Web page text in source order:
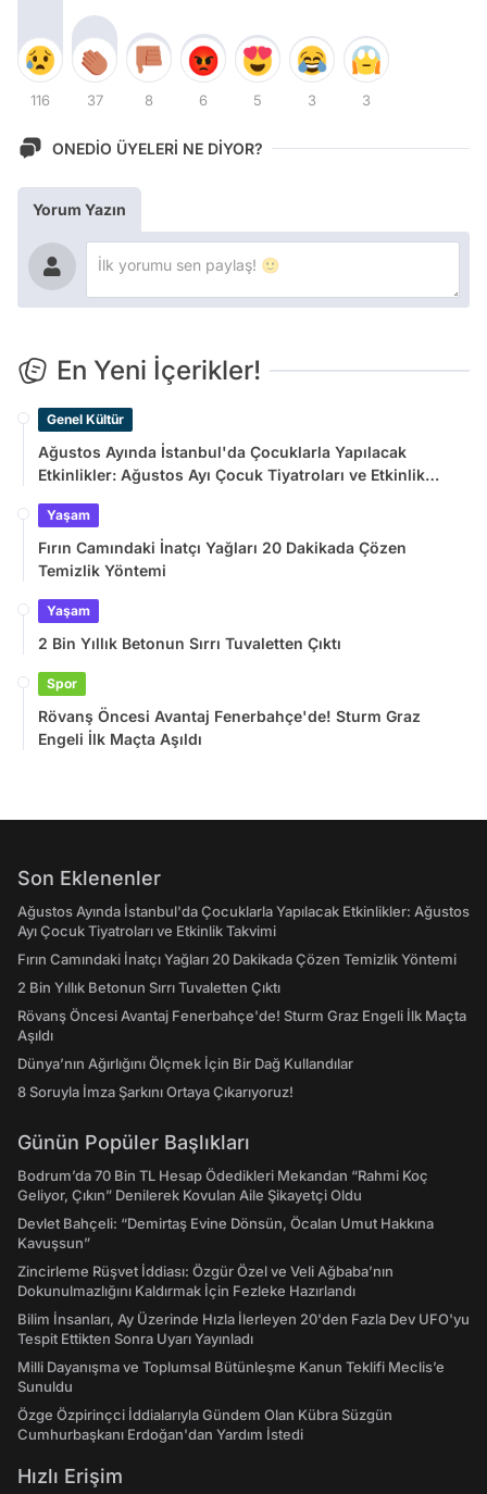
116 37 8 6 5 3 3
ONEDİO ÜYELERİ NE DİYOR?
Yorum Yazın
En Yeni İçerikler!
Genel Kültür
Ağustos Ayında İstanbul'da Çocuklarla Yapılacak
Etkinlikler: Ağustos Ayı Çocuk Tiyatroları ve Etkinlik
Yaşam
Fırın Camındaki İnatçı Yağları 20 Dakikada Çözen
Temizlik Yöntemi
Yaşam
2 Bin Yıllık Betonun Sırrı Tuvaletten Çıktı
Spor
Rövanş Öncesi Avantaj Fenerbahçe'de! Sturm Graz
Engeli İlk Maçta Aşıldı
Son Eklenenler
Ağustos Ayında İstanbul'da Çocuklarla Yapılacak Etkinlikler: Ağustos
Ayı Çocuk Tiyatroları ve Etkinlik Takvimi
Fırın Camındaki İnatçı Yağları 20 Dakikada Çözen Temizlik Yöntemi
2 Bin Yıllık Betonun Sırrı Tuvaletten Çıktı
Rövanş Öncesi Avantaj Fenerbahçe'de! Sturm Graz Engeli İlk Maçta
Aşıldı
Dünya’nın Ağırlığını Ölçmek İçin Bir Dağ Kullandılar
8 Soruyla İmza Şarkını Ortaya Çıkarıyoruz!
Günün Popüler Başlıkları
Bodrum’da 70 Bin TL Hesap Ödedikleri Mekandan “Rahmi Koç
Geliyor, Çıkın” Denilerek Kovulan Aile Şikayetçi Oldu
Devlet Bahçeli: “Demirtaş Evine Dönsün, Öcalan Umut Hakkına
Kavuşsun”
Zincirleme Rüşvet İddiası: Özgür Özel ve Veli Ağbaba’nın
Dokunulmazlığını Kaldırmak İçin Fezleke Hazırlandı
Bilim İnsanları, Ay Üzerinde Hızla İlerleyen 20'den Fazla Dev UFO'yu
Tespit Ettikten Sonra Uyarı Yayınladı
Milli Dayanışma ve Toplumsal Bütünleşme Kanun Teklifi Meclis’e
Sunuldu
Özge Özpirinçci İddialarıyla Gündem Olan Kübra Süzgün
Cumhurbaşkanı Erdoğan'dan Yardım İstedi
Hızlı Erişim